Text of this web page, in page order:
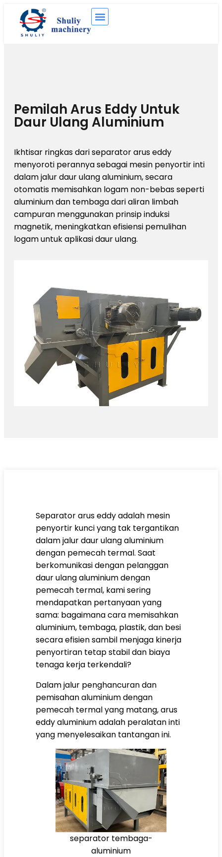
Pemilah Arus Eddy Untuk
Daur Ulang Aluminium
Ikhtisar ringkas dari separator arus eddy
menyoroti perannya sebagai mesin penyortir inti
dalam jalur daur ulang aluminium, secara
otomatis memisahkan logam non-bebas seperti
aluminium dan tembaga dari aliran limbah
campuran menggunakan prinsip induksi
magnetik, meningkatkan efisiensi pemulihan
logam untuk aplikasi daur ulang.
Separator arus eddy adalah mesin
penyortir kunci yang tak tergantikan
dalam jalur daur ulang aluminium
dengan pemecah termal. Saat
berkomunikasi dengan pelanggan
daur ulang aluminium dengan
pemecah termal, kami sering
mendapatkan pertanyaan yang
sama: bagaimana cara memisahkan
aluminium, tembaga, plastik, dan besi
secara efisien sambil menjaga kinerja
penyortiran tetap stabil dan biaya
tenaga kerja terkendali?
Dalam jalur penghancuran dan
pemisahan aluminium dengan
pemecah termal yang matang, arus
eddy aluminium adalah peralatan inti
yang menyelesaikan tantangan ini.
separator tembaga-
aluminium